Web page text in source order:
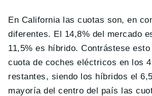
En California las cuotas son, en
diferentes. El 14,8% del mercado
11,5% es híbrido. Contrástese
cuota de coches eléctricos en los
restantes, siendo los híbridos el
mayoría del centro del país las